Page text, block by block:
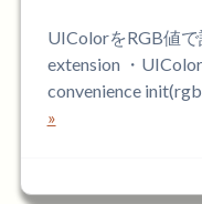
UIColorをRGB値
extension ・
convenience
»